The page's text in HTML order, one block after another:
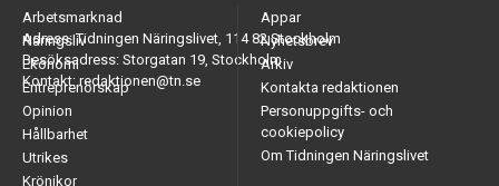
Adress: Tidningen Näringslivet, 114 82 Stockholm
Besöksadress: Storgatan 19, Stockholm
Kontakt: redaktionen@tn.se
Arbetsmarknad
Näringsliv
Ekonomi
Entreprenörskap
Opinion
Hållbarhet
Utrikes
Krönikor
Appar
Nyhetsbrev
Arkiv
Kontakta redaktionen
Personuppgifts- och
cookiepolicy
Om Tidningen Näringslivet